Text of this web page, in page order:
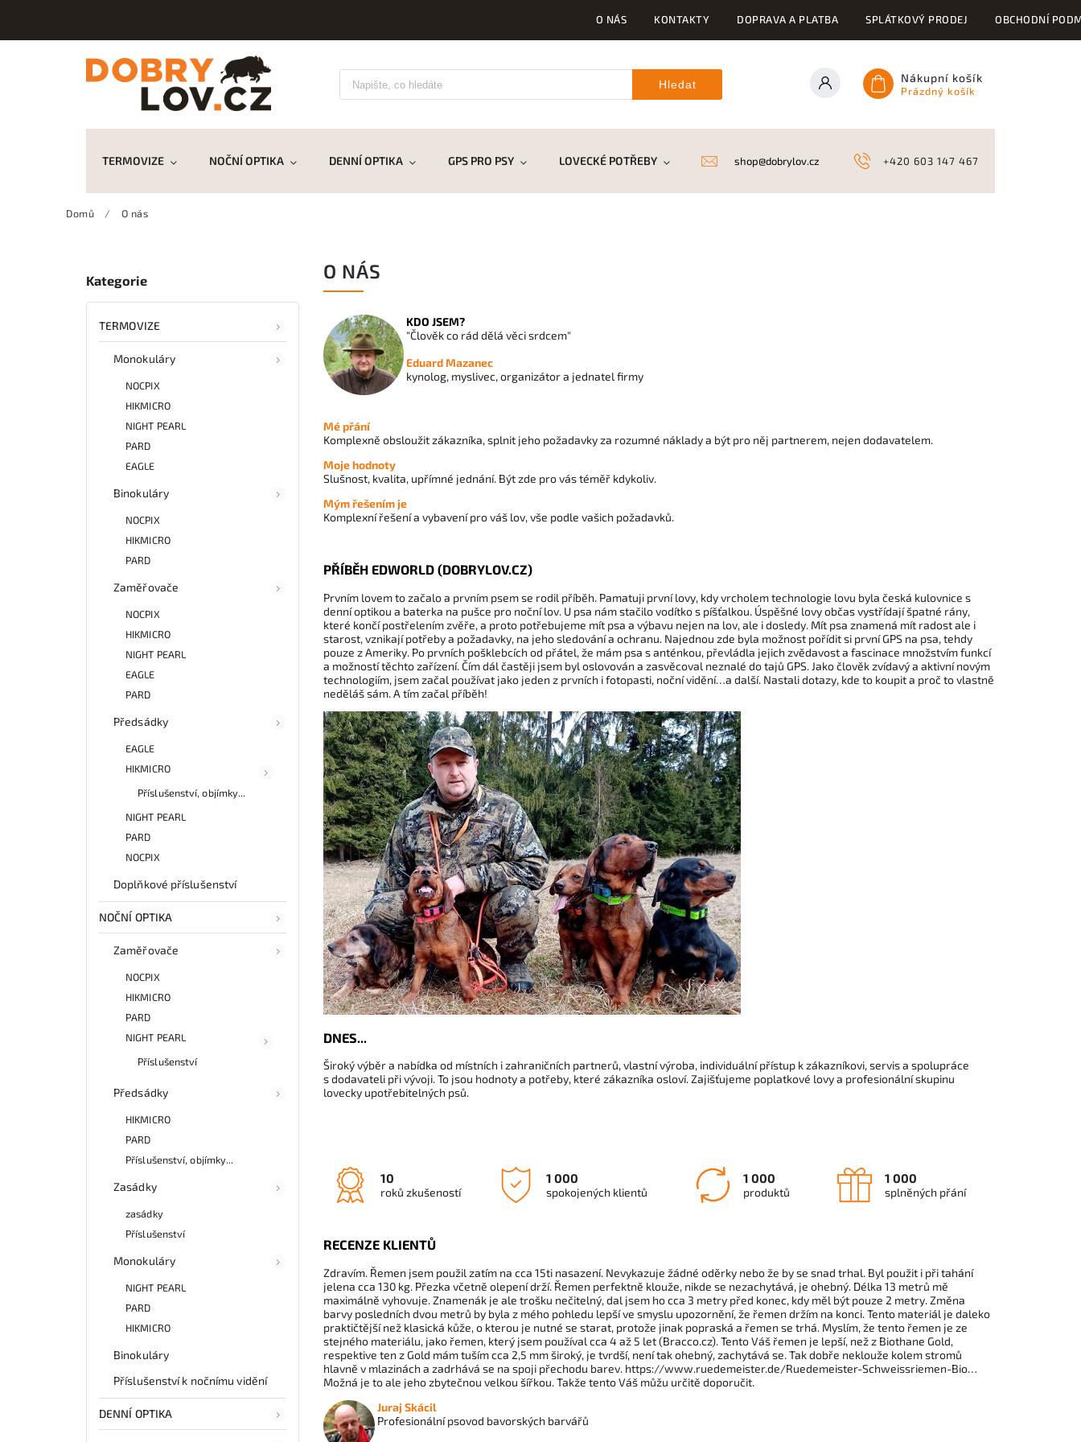
O NÁS KONTAKTY DOPRAVA A PLATBA SPLÁTKOVÝ PRODEJ OBCHODNÍ
Hledat Nákupní košík
Prázdný košík
TERMOVIZE NOČNÍ OPTIKA DENNÍ OPTIKA GPS PRO PSY LOVECKÉ POTŘEBY DRONY KYNOLOGICKÉ POTŘEBY NAHÁŇKY A LOV
+420 603 147 467
shop@dobrylov.cz
Domů / O nás
Kategorie
TERMOVIZE
Monokuláry
NOCPIX
HIKMICRO
NIGHT PEARL
PARD
EAGLE
Binokuláry
NOCPIX
HIKMICRO
PARD
Zaměřovače
NOCPIX
HIKMICRO
NIGHT PEARL
EAGLE
PARD
Předsádky
EAGLE
HIKMICRO
Příslušenství, objímky...
NIGHT PEARL
PARD
NOCPIX
Doplňkové příslušenství
NOČNÍ OPTIKA
Zaměřovače
NOCPIX
HIKMICRO
PARD
NIGHT PEARL
Příslušenství
Předsádky
HIKMICRO
PARD
Příslušenství, objímky...
Zasádky
zasádky
Příslušenství
Monokuláry
NIGHT PEARL
PARD
HIKMICRO
Binokuláry
Příslušenství k nočnímu vidění
DENNÍ OPTIKA
O NÁS
KDO JSEM?
"Člověk co rád dělá věci srdcem"
Eduard Mazanec
kynolog, myslivec, organizátor a jednatel firmy
Mé přání
Komplexně obsloužit zákazníka, splnit jeho požadavky za rozumné náklady a být pro něj partnerem, nejen dodavatelem.
Moje hodnoty
Slušnost, kvalita, upřímné jednání. Být zde pro vás téměř kdykoliv.
Mým řešením je
Komplexní řešení a vybavení pro váš lov, vše podle vašich požadavků.
PŘÍBĚH EDWORLD (DOBRYLOV.CZ)
Prvním lovem to začalo a prvním psem se rodil příběh. Pamatuji první lovy, kdy vrcholem technologie lovu byla česká kulovnice s
denní optikou a baterka na pušce pro noční lov. U psa nám stačilo vodítko s píšťalkou. Úspěšné lovy občas vystřídají špatné rány,
které končí postřelením zvěře, a proto potřebujeme mít psa a výbavu nejen na lov, ale i dosledy. Mít psa znamená mít radost ale i
starost, vznikají potřeby a požadavky, na jeho sledování a ochranu. Najednou zde byla možnost pořídit si první GPS na psa, tehdy
pouze z Ameriky. Po prvních pošklebcích od přátel, že mám psa s anténkou, převládla jejich zvědavost a fascinace množstvím funkcí
a možností těchto zařízení. Čím dál častěji jsem byl oslovován a zasvěcoval neznalé do tajů GPS. Jako člověk zvídavý a aktivní novým
technologiím, jsem začal používat jako jeden z prvních i fotopasti, noční vidění…a další. Nastali dotazy, kde to koupit a proč to vlastně
neděláš sám. A tím začal příběh!
DNES...
Široký výběr a nabídka od místních i zahraničních partnerů, vlastní výroba, individuální přístup k zákazníkovi, servis a spolupráce
s dodavateli při vývoji. To jsou hodnoty a potřeby, které zákazníka osloví. Zajišťujeme poplatkové lovy a profesionální skupinu
lovecky upotřebitelných psů.
10
roků zkušeností
1 000
spokojených klientů
1 000
produktů
1 000
splněných přání
RECENZE KLIENTŮ
Zdravím. Řemen jsem použil zatím na cca 15ti nasazení. Nevykazuje žádné oděrky nebo že by se snad trhal. Byl použit i při tahání
jelena cca 130 kg. Přezka včetně olepení drží. Řemen perfektně klouže, nikde se nezachytává, je ohebný. Délka 13 metrů mě
maximálně vyhovuje. Znamenák je ale trošku nečitelný, dal jsem ho cca 3 metry před konec, kdy měl být pouze 2 metry. Změna
barvy posledních dvou metrů by byla z mého pohledu lepší ve smyslu upozornění, že řemen držím na konci. Tento materiál je daleko
praktičtější než klasická kůže, o kterou je nutné se starat, protože jinak popraská a řemen se trhá. Myslím, že tento řemen je ze
stejného materiálu, jako řemen, který jsem používal cca 4 až 5 let (Bracco.cz). Tento Váš řemen je lepší, než z Biothane Gold,
respektive ten z Gold mám tuším cca 2,5 mm široký, je tvrdší, není tak ohebný, zachytává se. Tak dobře neklouže kolem stromů
hlavně v mlazinách a zadrhává se na spoji přechodu barev. https://www.ruedemeister.de/Ruedemeister-Schweissriemen-Bio…
Možná je to ale jeho zbytečnou velkou šířkou. Takže tento Váš můžu určitě doporučit.
Juraj Skácil
Profesionální psovod bavorských barvářů